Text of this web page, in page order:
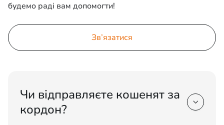
будемо раді вам допомогти!
Зв’язатися
Чи відправляєте кошенят за
кордон?
